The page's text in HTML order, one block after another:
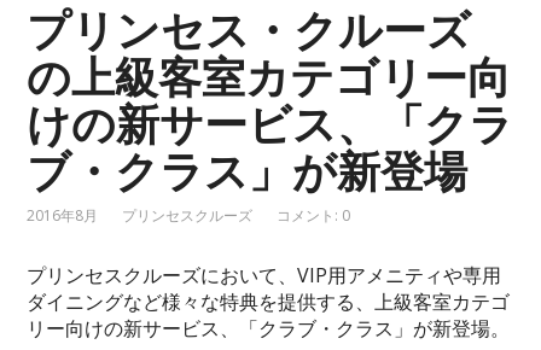
プリンセス・クルーズ
の上級客室カテゴリー向
けの新サービス、「クラ
ブ・クラス」が新登場
2016年8月 プリンセスクルーズ コメント: 0
プリンセスクルーズにおいて、VIP用アメニティや専用
ダイニングなど様々な特典を提供する、上級客室カテゴ
リー向けの新サービス、「クラブ・クラス」が新登場。